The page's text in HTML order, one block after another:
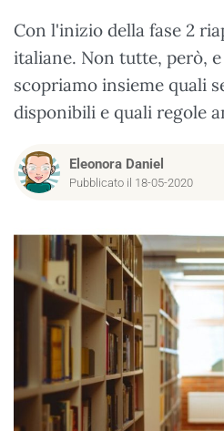
Con l'inizio della fase 2
italiane. Non tutte, però,
scopriamo insieme quali
disponibili e quali regole
Eleonora Daniel
Pubblicato il 18-05-2020